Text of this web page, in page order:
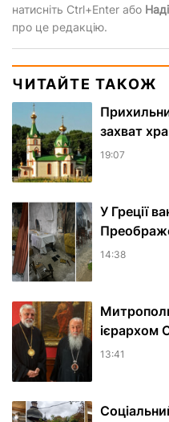
натисніть Ctrl+Enter або
про це редакцію.
ЧИТАЙТЕ ТАКОЖ
захват
19:07
У Греції
14:38
ієрархом
13:41